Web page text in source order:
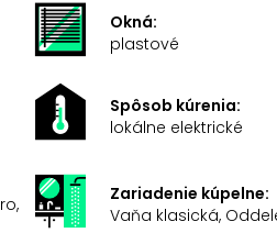
Okná:
plastové
Spôsob kúrenia:
lokálne elektrické
Zariadenie kúpelne:
Vaňa klasická,